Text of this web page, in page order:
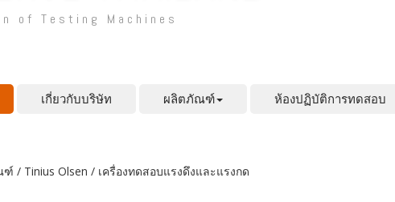
of Testing Machines
เกี่ยวกับบริษัท ผลิตภัณฑ์ ห้องปฏิบัติการทดสอบ
/ Tinius Olsen / เครื่องทดสอบแรงดึงและแรงกด